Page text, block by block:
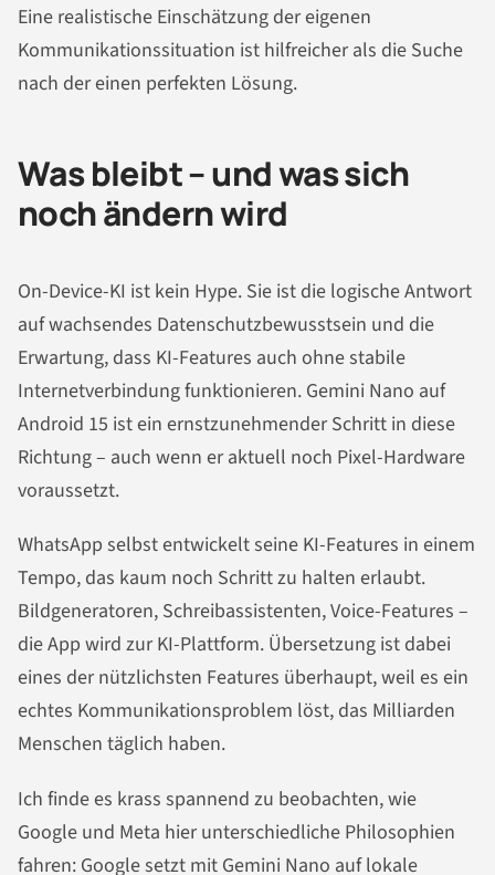
Eine realistische Einschätzung der eigenen
Kommunikationssituation ist hilfreicher als die Suche
nach der einen perfekten Lösung.
Was bleibt – und was sich
noch ändern wird
On-Device-KI ist kein Hype. Sie ist die logische Antwort
auf wachsendes Datenschutzbewusstsein und die
Erwartung, dass KI-Features auch ohne stabile
Internetverbindung funktionieren. Gemini Nano auf
Android 15 ist ein ernstzunehmender Schritt in diese
Richtung – auch wenn er aktuell noch Pixel-Hardware
voraussetzt.
WhatsApp selbst entwickelt seine KI-Features in einem
Tempo, das kaum noch Schritt zu halten erlaubt.
Bildgeneratoren, Schreibassistenten, Voice-Features –
die App wird zur KI-Plattform. Übersetzung ist dabei
eines der nützlichsten Features überhaupt, weil es ein
echtes Kommunikationsproblem löst, das Milliarden
Menschen täglich haben.
Ich finde es krass spannend zu beobachten, wie
Google und Meta hier unterschiedliche Philosophien
fahren: Google setzt mit Gemini Nano auf lokale